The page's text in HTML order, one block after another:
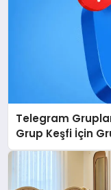
Telegram
Grup Keşfi İçin